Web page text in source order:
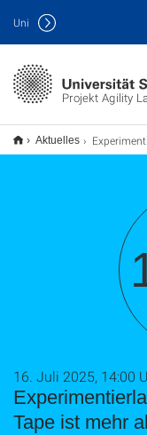
Projekt Agility
Uni
Aktuelles Experimentierlabor für agile Methoden: Tape ist
Tape ist mehr
16. Juli 2025, 14:00